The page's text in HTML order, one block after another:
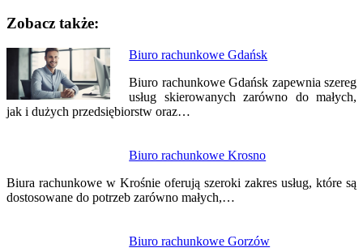
Zobacz także:
Biuro rachunkowe Gdańsk
Biuro rachunkowe Gdańsk zapewnia szereg
usług skierowanych zarówno do małych,
jak i dużych przedsiębiorstw oraz…
Biuro rachunkowe Krosno
Biura rachunkowe w Krośnie oferują szeroki zakres usług, które są
dostosowane do potrzeb zarówno małych,…
Biuro rachunkowe Gorzów
Nawigacja
wpisu